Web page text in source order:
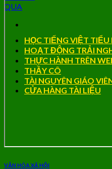
HỌC TIẾNG VIỆT TIỂU
HOẠT ĐỘNG TRẢI
THỰC HÀNH TRÊN
THẦY CÔ
TÀI NGUYÊN GIÁO
CỬA HÀNG TÀI LIỆU
VĂN HÓA XÃ HỘI